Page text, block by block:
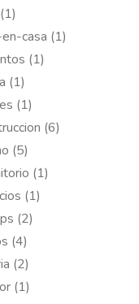
casa (1)
(1)
(1)
(1)
(6)
(5)
(1)
(1)
(2)
(4)
(2)
(1)